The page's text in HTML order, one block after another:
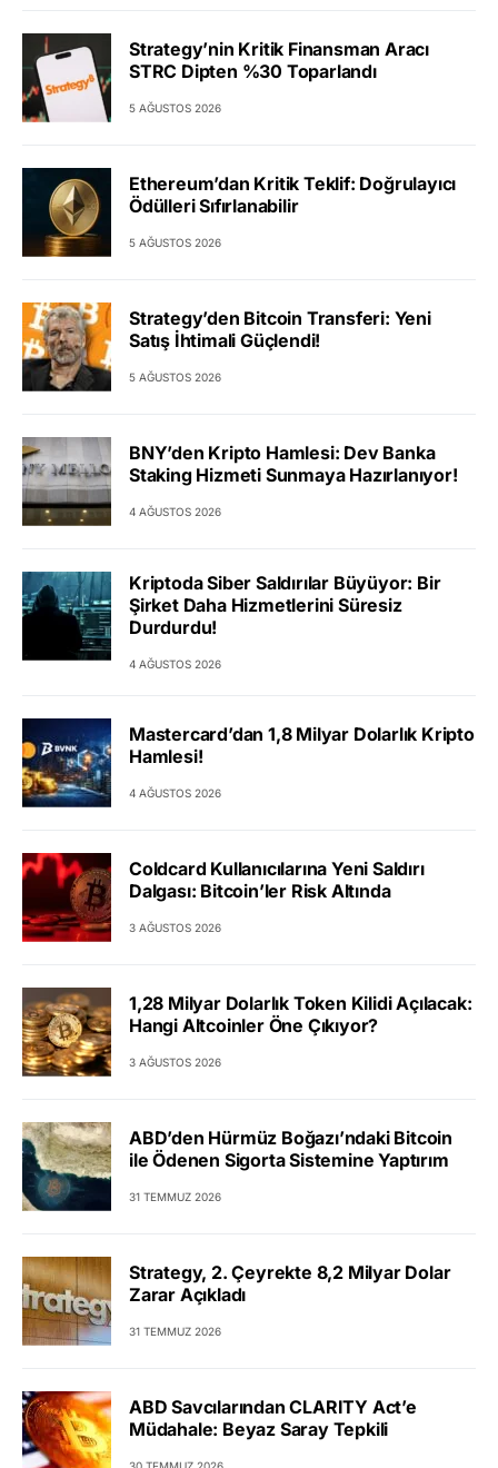
Strategy’nin Kritik Finansman Aracı
STRC Dipten %30 Toparlandı
5 AĞUSTOS 2026
Ethereum’dan Kritik Teklif: Doğrulayıcı
Ödülleri Sıfırlanabilir
5 AĞUSTOS 2026
Strategy’den Bitcoin Transferi: Yeni
Satış İhtimali Güçlendi!
5 AĞUSTOS 2026
BNY’den Kripto Hamlesi: Dev Banka
Staking Hizmeti Sunmaya Hazırlanıyor!
4 AĞUSTOS 2026
Kriptoda Siber Saldırılar Büyüyor: Bir
Şirket Daha Hizmetlerini Süresiz
Durdurdu!
4 AĞUSTOS 2026
Mastercard’dan 1,8 Milyar Dolarlık Kripto
Hamlesi!
4 AĞUSTOS 2026
Coldcard Kullanıcılarına Yeni Saldırı
Dalgası: Bitcoin’ler Risk Altında
3 AĞUSTOS 2026
1,28 Milyar Dolarlık Token Kilidi Açılacak:
Hangi Altcoinler Öne Çıkıyor?
3 AĞUSTOS 2026
ABD’den Hürmüz Boğazı’ndaki Bitcoin
ile Ödenen Sigorta Sistemine Yaptırım
31 TEMMUZ 2026
Strategy, 2. Çeyrekte 8,2 Milyar Dolar
Zarar Açıkladı
31 TEMMUZ 2026
ABD Savcılarından CLARITY Act’e
Müdahale: Beyaz Saray Tepkili